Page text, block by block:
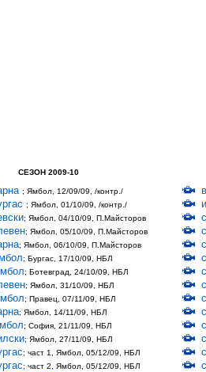
СЕЗОН 2009-10
; Ямбол, 12/09/09, /контр./
; Ямбол, 01/10/09, /контр./
; Ямбол, 04/10/09, П.Майсторов
; Ямбол, 05/10/09, П.Майсторов
; Ямбол, 06/10/09, П.Майсторов
; Бургас, 17/10/09, НБЛ
; Ботевград, 24/10/09, НБЛ
; Ямбол, 31/10/09, НБЛ
; Правец, 07/11/09, НБЛ
; Ямбол, 14/11/09, НБЛ
; София, 21/11/09, НБЛ
; Ямбол, 27/11/09, НБЛ
; част 1, Ямбол, 05/12/09, НБЛ
; част 2, Ямбол, 05/12/09, НБЛ